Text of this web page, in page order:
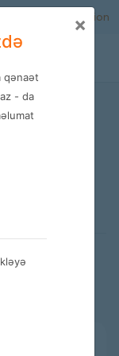
Registration
×
qənaət
- da